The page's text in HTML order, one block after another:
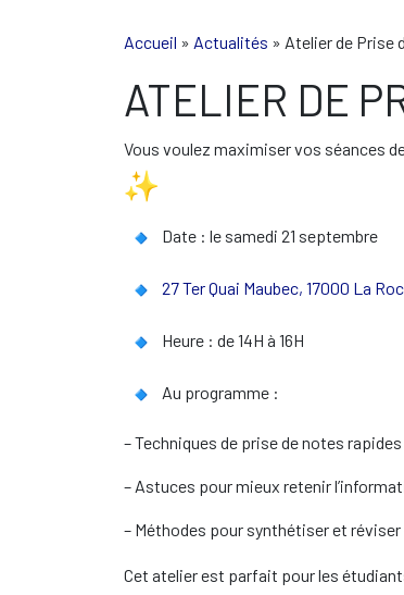
Accueil » Actualités » Atelier de Prise
ATELIER DE
Vous voulez maximiser vos séances
Date : le samedi 21 septembre
27 Ter Quai Maubec, 17000 La
Heure : de 14H à 16H
Au programme :
– Techniques de prise de notes
– Astuces pour mieux retenir
– Méthodes pour synthétiser et
Cet atelier est parfait pour les